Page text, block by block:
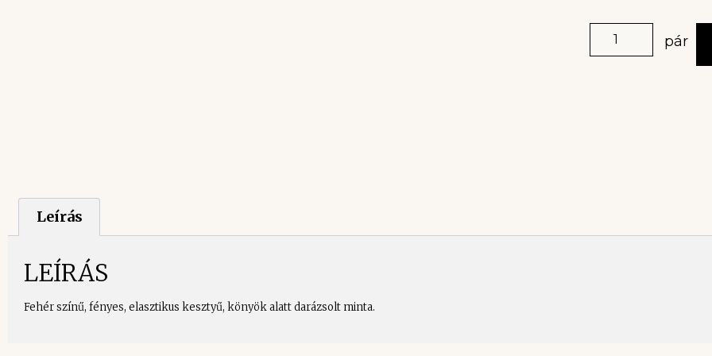
pár
Leírás
LEÍRÁS
Fehér színű, fényes, elasztikus kesztyű, könyök alatt darázsolt minta.